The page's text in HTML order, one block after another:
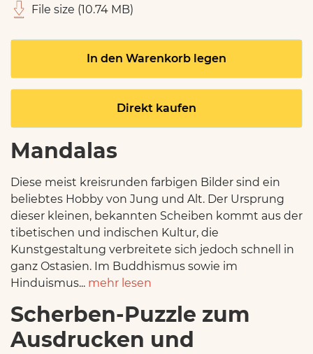
File size (10.74 MB)
In den Warenkorb legen
Direkt kaufen
Mandalas
Diese meist kreisrunden farbigen Bilder sind ein
beliebtes Hobby von Jung und Alt. Der Ursprung
dieser kleinen, bekannten Scheiben kommt aus der
tibetischen und indischen Kultur, die
Kunstgestaltung verbreitete sich jedoch schnell in
ganz Ostasien. Im Buddhismus sowie im
Hinduismus... mehr lesen
Scherben-Puzzle zum
Ausdrucken und